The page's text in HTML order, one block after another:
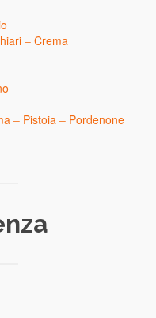
– Crema
– Pistoia – Pordenone